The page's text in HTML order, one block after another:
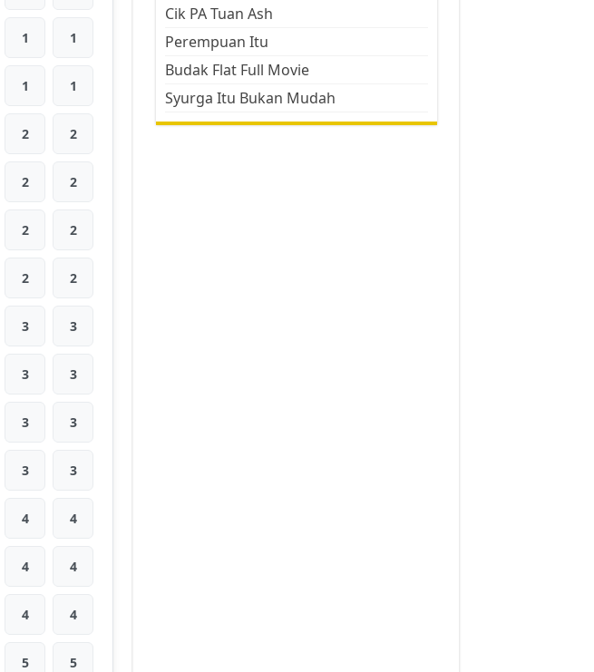
1 1
1 1
2 2
2 2
2 2
2 2
3 3
3 3
3 3
3 3
4 4
4 4
4 4
5 5
Cik PA Tuan Ash
Perempuan Itu
Budak Flat Full Movie
Syurga Itu Bukan Mudah